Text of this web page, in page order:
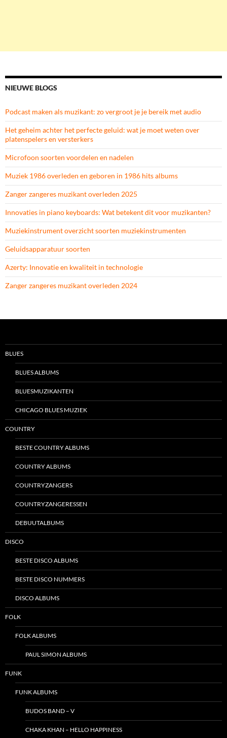
NIEUWE BLOGS
Podcast maken als muzikant: zo vergroot je je bereik met audio
Het geheim achter het perfecte geluid: wat je moet weten over
platenspelers en versterkers
Microfoon soorten voordelen en nadelen
Muziek 1986 overleden en geboren in 1986 hits albums
Zanger zangeres muzikant overleden 2025
Innovaties in piano keyboards: Wat betekent dit voor muzikanten?
Muziekinstrument overzicht soorten muziekinstrumenten
Geluidsapparatuur soorten
Azerty: Innovatie en kwaliteit in technologie
Zanger zangeres muzikant overleden 2024
BLUES
BLUES ALBUMS
BLUESMUZIKANTEN
CHICAGO BLUES MUZIEK
COUNTRY
BESTE COUNTRY ALBUMS
COUNTRY ALBUMS
COUNTRYZANGERS
COUNTRYZANGERESSEN
DEBUUTALBUMS
DISCO
BESTE DISCO ALBUMS
BESTE DISCO NUMMERS
DISCO ALBUMS
FOLK
FOLK ALBUMS
PAUL SIMON ALBUMS
FUNK
FUNK ALBUMS
BUDOS BAND – V
CHAKA KHAN – HELLO HAPPINESS